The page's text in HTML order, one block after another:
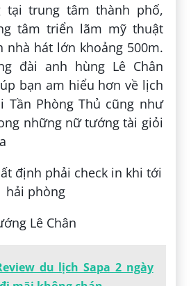
tại trung tâm thành phố,
tâm triển lãm mỹ thuật
nhà hát lớn khoảng 500m.
đài anh hùng Lê Chân
bạn am hiểu hơn về lịch
Tần Phòng Thủ cũng như
những nữ tướng tài giỏi
Lê Chân
du lịch Sapa 2 ngày